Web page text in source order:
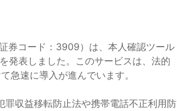
券コード：3909）は、本人確認ツール
発表しました。このサービスは、法的
急速に導入が進んでいます。
収益移転防止法や携帯電話不正利用防